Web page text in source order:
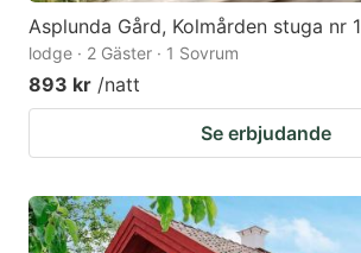
Asplunda Gård, Kolmården stuga nr 1
lodge · 2 Gäster · 1 Sovrum
893 kr /natt
Se erbjudande